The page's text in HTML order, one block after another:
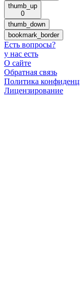
thumb_up
0
thumb_down
bookmark_border
Есть вопросы?
у нас есть
О сайте
Обратная связь
Политика
Лицензирование